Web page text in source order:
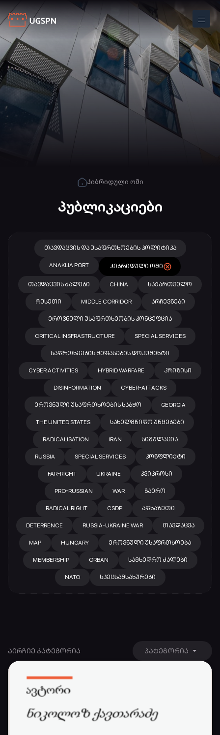
ჰიბრიდული ომი
პუბლიკაციები
ᲗᲐᲕᲓᲐᲪᲕᲘᲡ ᲓᲐ ᲣᲡᲐᲤᲠᲗᲮᲝᲔᲑᲘᲡ ᲞᲝᲚᲘᲢᲘᲙᲐ
ANAKLIA PORT ᲰᲘᲑᲠᲘᲓᲣᲚᲘ ᲝᲛᲘ
ᲗᲐᲕᲓᲐᲪᲕᲘᲡ ᲫᲐᲚᲔᲑᲘ CHINA ᲡᲐᲥᲐᲠᲗᲕᲔᲚᲝ
ᲠᲣᲡᲔᲗᲘ MIDDLE CORRIDOR ᲐᲠᲩᲔᲕᲜᲔᲑᲘ
ᲔᲠᲝᲕᲜᲣᲚᲘ ᲣᲡᲐᲤᲠᲗᲮᲔᲝᲑᲘᲡ ᲙᲝᲜᲪᲔᲤᲪᲘᲐ
CRITICAL INSFRASTRUCTURE SPECIAL SERVICES
ᲡᲐᲤᲠᲗᲮᲔᲔᲑᲘᲡ ᲨᲔᲤᲐᲡᲔᲑᲘᲡ ᲓᲝᲙᲣᲛᲔᲜᲢᲘ
CYBER ACTIVITIES HYBRID WARFARE ᲙᲠᲘᲖᲘᲡᲘ
DISINFORMATION CYBER-ATTACKS
ᲔᲠᲝᲕᲜᲣᲚᲘ ᲣᲡᲐᲤᲠᲗᲮᲝᲔᲑᲘᲡ ᲡᲐᲑᲭᲝ GEORGIA
THE UNITED STATES ᲡᲐᲮᲔᲚᲛᲬᲘᲤᲝ ᲣᲬᲧᲔᲑᲔᲑᲘ
RADICALISATION IRAN ᲡᲘᲛᲣᲚᲐᲪᲘᲐ
RUSSIA SPECIAL SERVICES ᲙᲝᲜᲤᲚᲘᲥᲢᲘ
FAR-RIGHT UKRAINE ᲙᲕᲘᲞᲠᲝᲡᲘ
PRO-RUSSIAN WAR ᲒᲐᲔᲠᲝ
RADICAL RIGHT CSDP ᲐᲤᲮᲐᲖᲔᲗᲘ
DETERRENCE RUSSIA-UKRAINE WAR ᲗᲐᲕᲓᲐᲪᲕᲐ
MAP HUNGARY ᲔᲠᲝᲕᲜᲣᲚᲘ ᲣᲡᲐᲤᲠᲗᲮᲝᲔᲑᲐ
MEMBERSHIP ORBAN ᲡᲐᲛᲮᲔᲓᲠᲝ ᲫᲐᲚᲔᲑᲘ
NATO ᲡᲞᲔᲪᲡᲐᲛᲡᲐᲮᲣᲠᲔᲑᲘ
ᲐᲘᲠᲩᲘᲔ ᲙᲐᲢᲔᲒᲝᲠᲘᲐ ᲙᲐᲢᲔᲒᲝᲠᲘᲐ